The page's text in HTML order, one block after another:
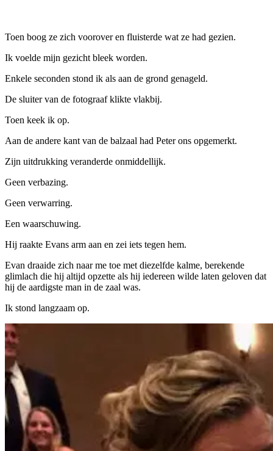
Toen boog ze zich voorover en fluisterde wat ze had gezien.
Ik voelde mijn gezicht bleek worden.
Enkele seconden stond ik als aan de grond genageld.
De sluiter van de fotograaf klikte vlakbij.
Toen keek ik op.
Aan de andere kant van de balzaal had Peter ons opgemerkt.
Zijn uitdrukking veranderde onmiddellijk.
Geen verbazing.
Geen verwarring.
Een waarschuwing.
Hij raakte Evans arm aan en zei iets tegen hem.
Evan draaide zich naar me toe met diezelfde kalme, berekende
glimlach die hij altijd opzette als hij iedereen wilde laten geloven dat
hij de aardigste man in de zaal was.
Ik stond langzaam op.